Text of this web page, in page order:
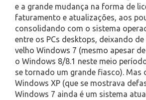
e a grande mudança na forma de
faturamento e atualizações, aos
consolidando com o sistema
entre os PCs desktops, deixando
velho Windows 7 (mesmo apesar
o Windows 8/8.1 neste meio
se tornado um grande fiasco). Mas
Windows XP (que se mostrava
Windows 7 ainda é um sistema